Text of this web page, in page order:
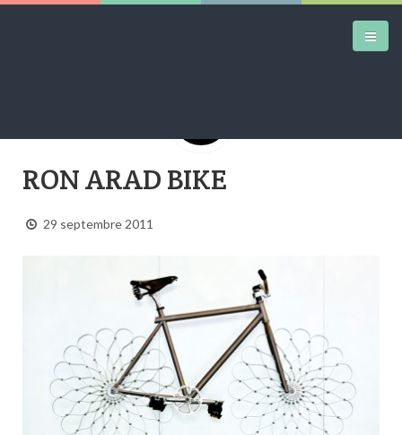
AIRTRAINERPEDIA
STREET ART
CONTACT
RON ARAD BIKE
29 septembre 2011